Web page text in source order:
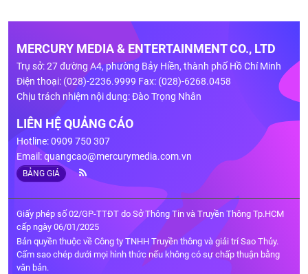
MERCURY MEDIA & ENTERTAINMENT CO., LTD
Trụ sở: 27 đường A4, phường Bảy Hiền, thành phố Hồ Chí Minh
Điện thoại: (028)-2236.9999 Fax: (028)-6268.0458
Chịu trách nhiệm nội dung: Đào Trọng Nhân
LIÊN HỆ QUẢNG CÁO
Hotline: 0909 750 307
Email:quangcao@mercurymedia.com.vn
BẢNG GIÁ
Giấy phép số 02/GP-TTĐT do Sở Thông Tin và Truyền Thông Tp.HCM
cấp ngày 06/01/2025
Bản quyền thuộc về Công ty TNHH Truyền thông và giải trí Sao Thủy.
Cấm sao chép dưới mọi hình thức nếu không có sự chấp thuận bằng
văn bản.